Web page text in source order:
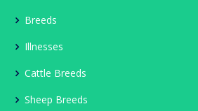
Breeds
Illnesses
Cattle Breeds
Sheep Breeds